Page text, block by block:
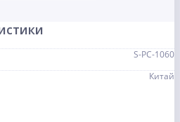
S-PC-1060
Китай